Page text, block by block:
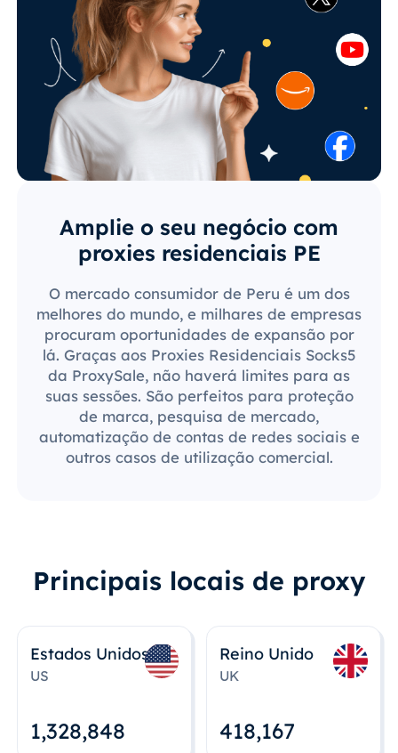
Amplie o seu negócio com
proxies residenciais PE
O mercado consumidor de Peru é um dos
melhores do mundo, e milhares de empresas
procuram oportunidades de expansão por
lá. Graças aos Proxies Residenciais Socks5
da ProxySale, não haverá limites para as
suas sessões. São perfeitos para proteção
de marca, pesquisa de mercado,
automatização de contas de redes sociais e
outros casos de utilização comercial.
Principais locais de proxy
Estados Unidos
US
1,328,848
Reino Unido
UK
418,167